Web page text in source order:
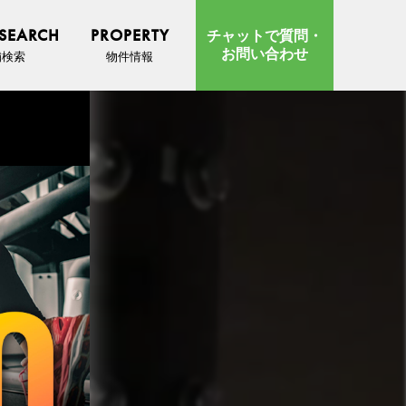
索
PROPERTY
物件情報
チャットで質問・
お問い合わせ